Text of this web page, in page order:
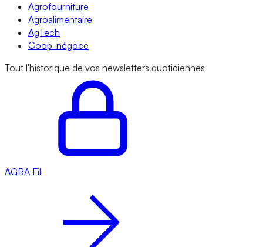
Agrofourniture
Agroalimentaire
AgTech
Coop-négoce
Tout l'historique de vos newsletters quotidiennes
AGRA Fil